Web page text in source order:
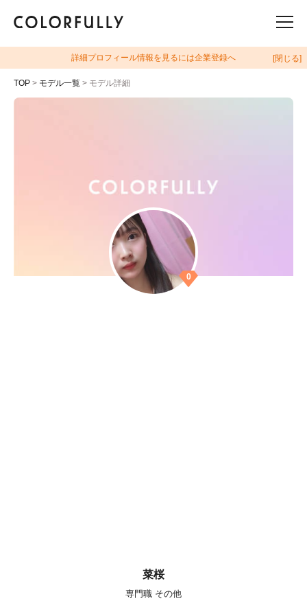
詳細プロフィール情報を見るには企業登録へ [閉じる]
TOP > モデル一覧 > モデル詳細
0
菜桜
専門職 その他